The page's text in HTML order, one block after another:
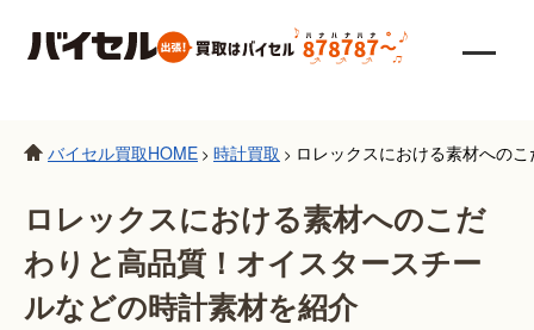
バイセル買取HOME > 時計買取 > ロレックスにおける素材への
ロレックスにおける素材へのこだ
わりと高品質！オイスタースチー
ルなどの時計素材を紹介